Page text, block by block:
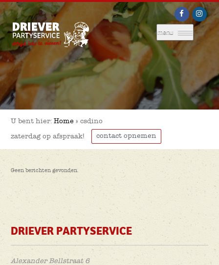
menu
U bent hier:Home »csdino
zaterdag op afspraak! contact opnemen
Geen berichten gevonden.
DRIEVER PARTYSERVICE
Alexander Bellstraat 6